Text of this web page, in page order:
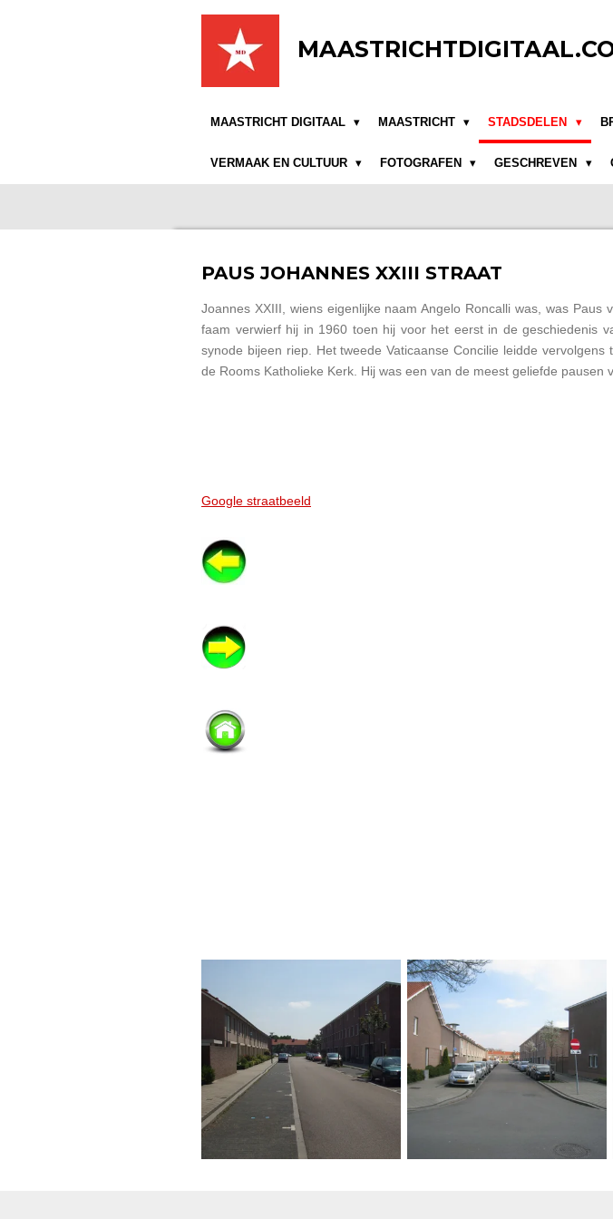
MAASTRICHT DIGITAAL MAASTRICHT STADSDELEN
VERMAAK EN CULTUUR FOTOGRAFEN GESCHREVEN
PAUS JOHANNES XXIII STRAAT
Joannes XXIII, wiens eigenlijke naam Angelo Roncalli was, was Paus
faam verwierf hij in 1960 toen hij voor het eerst in de geschiedenis
synode bijeen riep. Het tweede Vaticaanse Concilie leidde vervolgens
de Rooms Katholieke Kerk. Hij was een van de meest geliefde pausen
Google straatbeeld